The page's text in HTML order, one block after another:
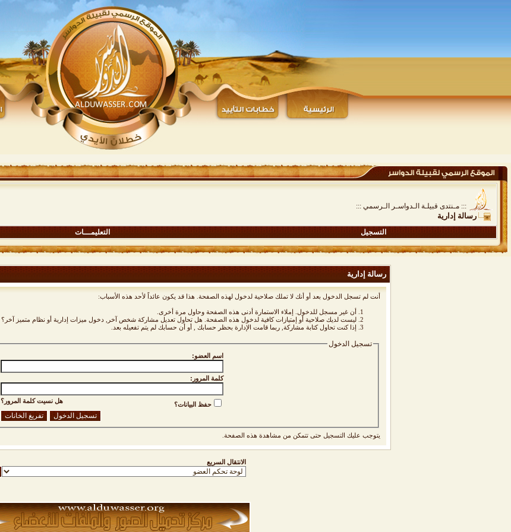
::: مـنتدى قبيلـة الـدواسـر الـرسمي :::
رسالة إدارية
التسجيل التعليمـــات
رسالة إدارية
أنت لم تسجل الدخول بعد أو أنك لا تملك صلاحية لدخول لهذه الصفحة. هذا قد يكون عائداً لأحد هذه الأسباب:
أن غير مسجل للدخول. إملاء الاستمارة أدنى هذه الصفحة وحاول مرة أخرى.
ليست لديك صلاحية أو إمتيازات كافية لدخول هذه الصفحة. هل تحاول تعديل مشاركة شخص آخر, دخول ميزات إدارية أو نظام متميز آخر؟
إذا كنت تحاول كتابة مشاركة, ربما قامت الإدارة بحظر حسابك , أو أن حسابك لم يتم تفعيله بعد.
تسجيل الدخول
اسم العضو:
كلمة المرور:
هل نسيت كلمة المرور؟ حفظ البيانات؟
يتوجب عليك التسجيل حتى تتمكن من مشاهدة هذه الصفحة.
الانتقال السريع